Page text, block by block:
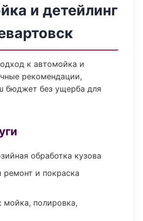
и детейлинг
к автомойка и
рекомендации,
бюджет без ущерба для
обработка кузова
ремонт и покраска
мойка, полировка,